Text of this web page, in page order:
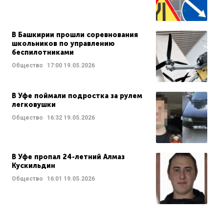
В Башкирии прошли соревнования
школьников по управлению
беспилотниками
Общество 17:00 19.05.2026
В Уфе поймали подростка за рулем
легковушки
Общество 16:32 19.05.2026
В Уфе пропал 24-летний Алмаз
Кускильдин
Общество 16:01 19.05.2026